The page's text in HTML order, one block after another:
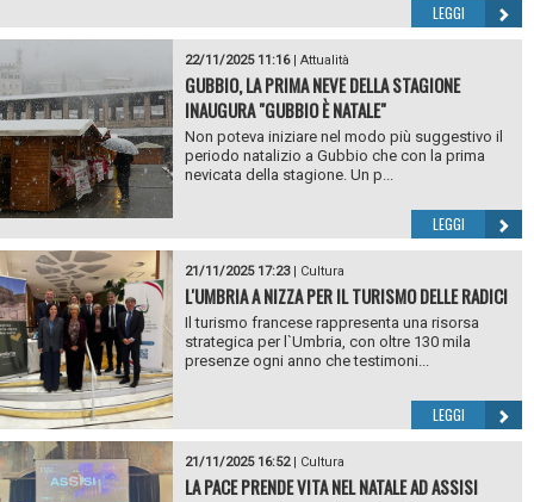
LEGGI
22/11/2025 11:16| Attualità
GUBBIO, LA PRIMA NEVE DELLA STAGIONE
INAUGURA "GUBBIO È NATALE"
Non poteva iniziare nel modo più suggestivo il
periodo natalizio a Gubbio che con la prima
nevicata della stagione. Un p...
LEGGI
21/11/2025 17:23| Cultura
L'UMBRIA A NIZZA PER IL TURISMO DELLE RADICI
Il turismo francese rappresenta una risorsa
strategica per l`Umbria, con oltre 130 mila
presenze ogni anno che testimoni...
LEGGI
21/11/2025 16:52| Cultura
LA PACE PRENDE VITA NEL NATALE AD ASSISI